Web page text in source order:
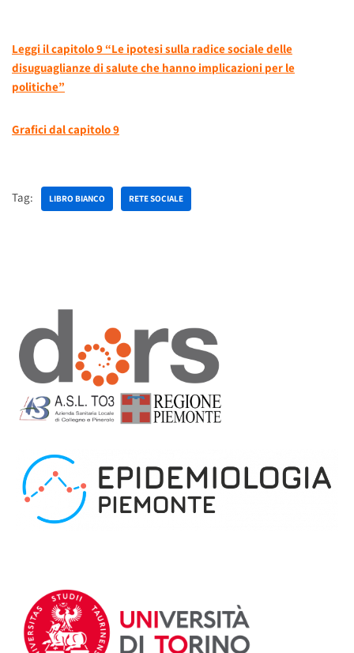
Leggi il capitolo 9 “Le ipotesi sulla radice sociale delle
disuguaglianze di salute che hanno implicazioni per le
politiche”
Grafici dal capitolo 9
Tag: LIBRO BIANCO RETE SOCIALE